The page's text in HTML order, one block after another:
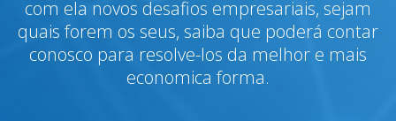
com ela novos desafios empresariais, sejam
quais forem os seus, saiba que poderá contar
conosco para resolve-los da melhor e mais
economica forma.